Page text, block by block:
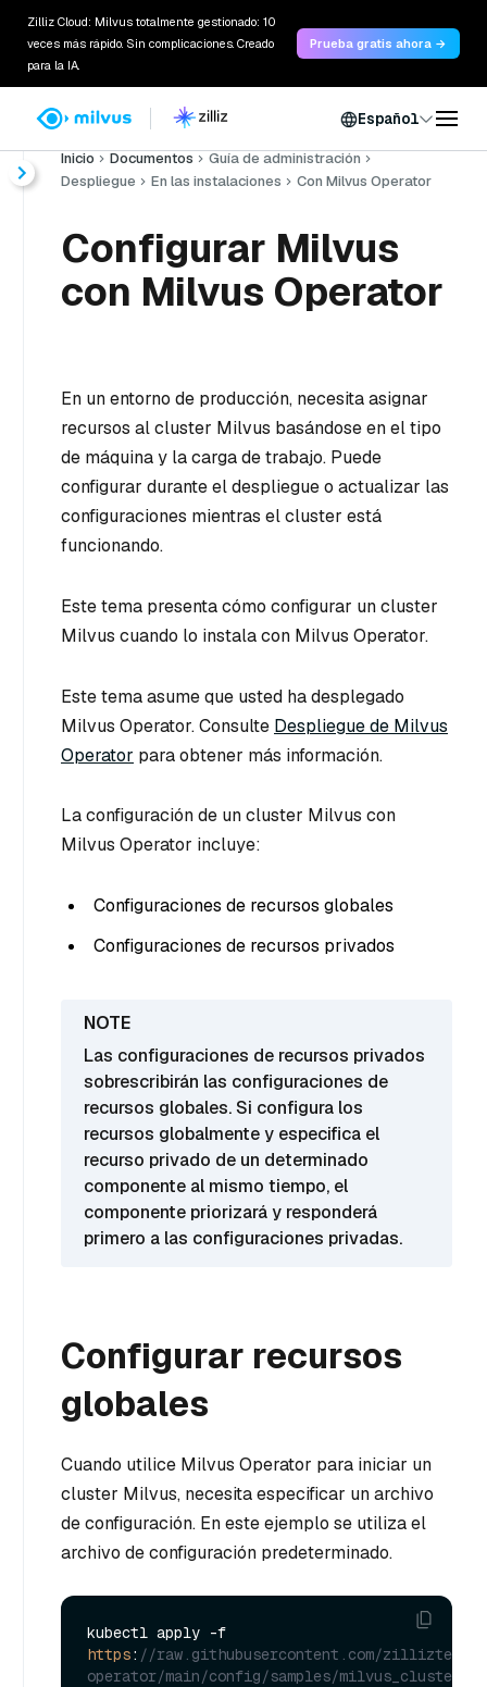
Zilliz Cloud: Milvus totalmente gestionado: 10
veces más rápido. Sin complicaciones. Creado
para la IA.
Prueba gratis ahora →
Español
Inicio Documentos
Guía de administración
Despliegue
En las instalaciones Con Milvus Operator
Configurar Milvus
con Milvus Operator
En un entorno de producción, necesita asignar
recursos al cluster Milvus basándose en el tipo
de máquina y la carga de trabajo. Puede
configurar durante el despliegue o actualizar las
configuraciones mientras el cluster está
funcionando.
Este tema presenta cómo configurar un cluster
Milvus cuando lo instala con Milvus Operator.
Este tema asume que usted ha desplegado
Milvus Operator. Consulte Despliegue de Milvus
Operator para obtener más información.
La configuración de un cluster Milvus con
Milvus Operator incluye:
Configuraciones de recursos globales
Configuraciones de recursos privados
Las configuraciones de recursos privados
sobrescribirán las configuraciones de
recursos globales. Si configura los
recursos globalmente y especifica el
recurso privado de un determinado
componente al mismo tiempo, el
componente priorizará y responderá
primero a las configuraciones privadas.
Configurar recursos
globales
Cuando utilice Milvus Operator para iniciar un
cluster Milvus, necesita especificar un archivo
de configuración. En este ejemplo se utiliza el
archivo de configuración predeterminado.
https: //raw.githubusercontent.com/zilliztech/
operator/main/config/samples/